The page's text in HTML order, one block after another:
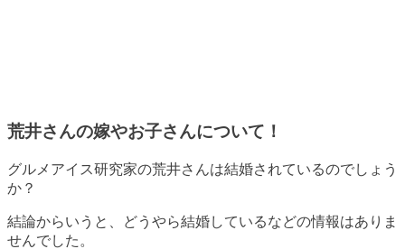
荒井さんの嫁やお子さんについて！
グルメアイス研究家の荒井さんは結婚されているのでしょう
か？
結論からいうと、
どうやら結婚しているなどの情報はありま
せんでした 。